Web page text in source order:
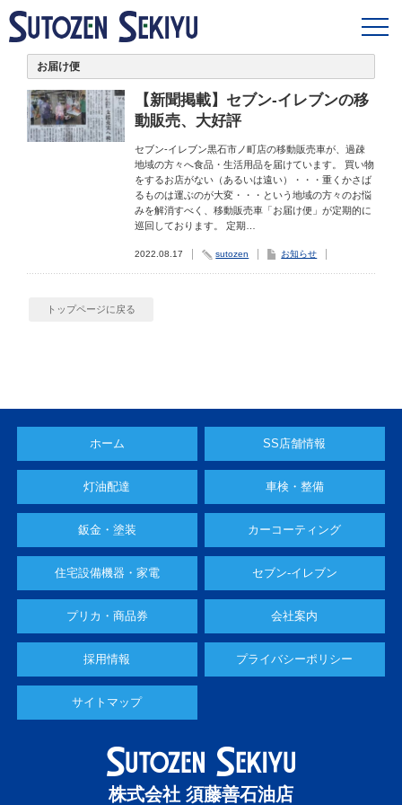
お届け便
【新聞掲載】セブン-イレブンの移
動販売、大好評
セブン-イレブン黒石市ノ町店の移動販売車が、過疎
地域の方々へ食品・生活用品を届けています。 買い物
をするお店がない（あるいは遠い）・・・重くかさば
るものは運ぶのが大変・・・という地域の方々のお悩
みを解消すべく、移動販売車「お届け便」が定期的に
巡回しております。 定期…
2022.08.17 sutozen お知らせ
トップページに戻る
ホーム SS店舗情報
灯油配達 車検・整備
鈑金・塗装 カーコーティング
住宅設備機器・家電 セブン-イレブン
プリカ・商品券 会社案内
採用情報 プライバシーポリシー
サイトマップ
株式会社 須藤善石油店